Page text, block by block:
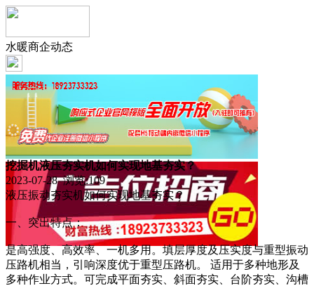
水暖商企动态
挖掘机液压夯实机如何实现地基夯实？
2023-07-28 浏览:109
液压振动夯实机如何实现地基夯实？
一、突出特点：
是高强度、高效率、一机多用。填层厚度及压实度与重型振动
压路机相当，引响深度优于重型压路机。 适用于多种地形及
多种作业方式。可完成平面夯实、斜面夯实、台阶夯实、沟槽